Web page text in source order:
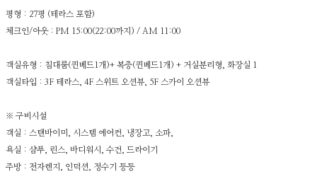
평형 : 27평 (테라스 포함)
체크인/아웃 : PM 15:00(22:00까지) / AM 11:00
객실유형 : 침대룸(퀸베드1개)+ 복층(퀸베드1개) + 거실분리형, 화장실 1
객실타입 : 3F 테라스, 4F 스위트 오션뷰, 5F 스카이 오션뷰
※ 구비시설
객실 : 스탠바이미, 시스템 에어컨, 냉장고, 소파,
욕실 : 샴푸, 린스, 바디워시, 수건, 드라이기
주방 : 전자렌지, 인덕션, 정수기 등등